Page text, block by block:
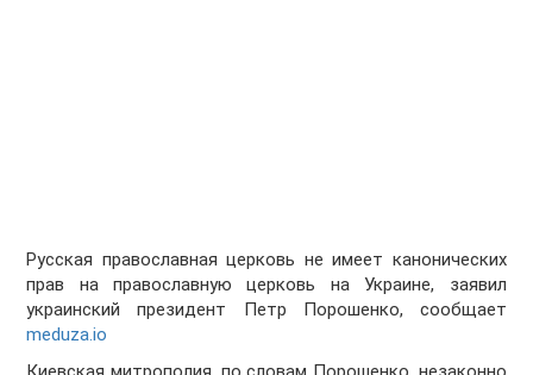
Русская православная церковь не имеет канонических
прав на православную церковь на Украине, заявил
украинский президент Петр Порошенко, сообщает
meduza.io